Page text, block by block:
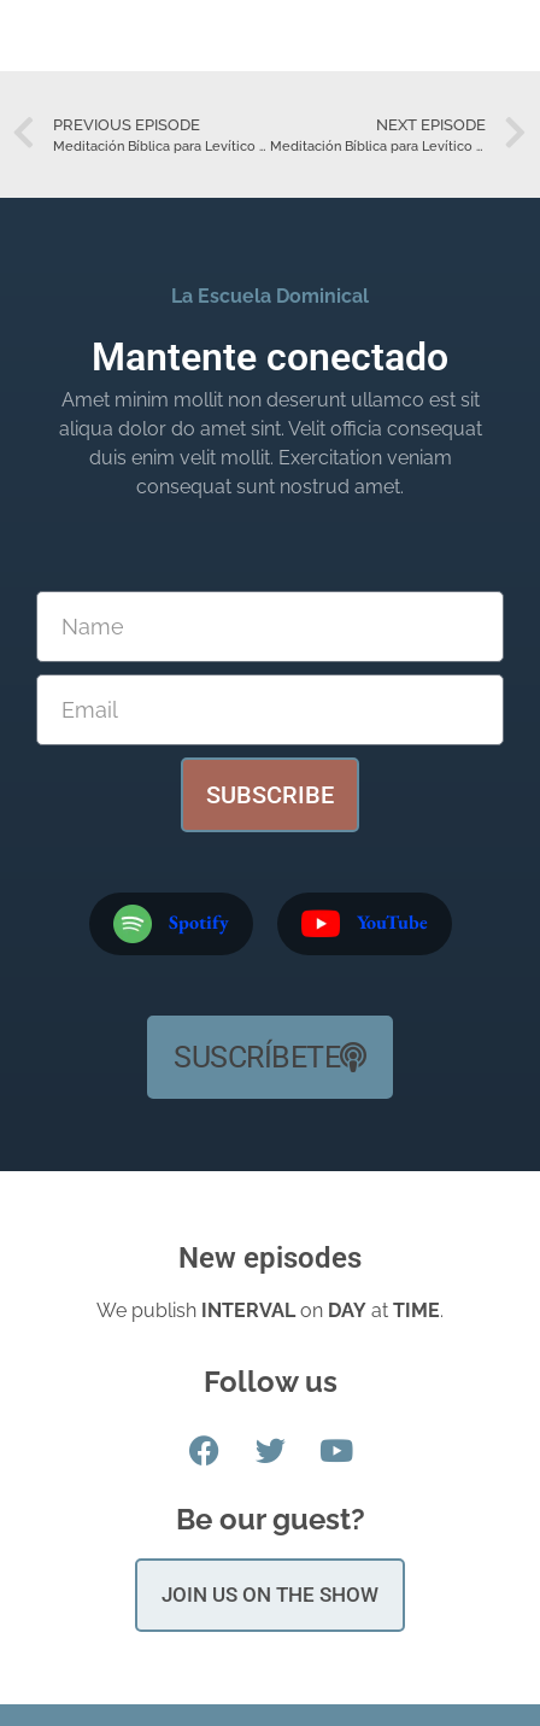
PREVIOUS EPISODE
Meditación Bíblica para Levítico 23 – Abril 19
NEXT EPISODE
Meditación Bíblica para Levítico 24 – Abril 20
La Escuela Dominical
Mantente conectado
Amet minim mollit non deserunt ullamco est sit
aliqua dolor do amet sint. Velit officia consequat
duis enim velit mollit. Exercitation veniam
consequat sunt nostrud amet.
SUBSCRIBE
Spotify YouTube
SUSCRÍBETE
New episodes
We publish INTERVALon DAY at TIME.
Follow us
Be our guest?
JOIN US ON THE SHOW